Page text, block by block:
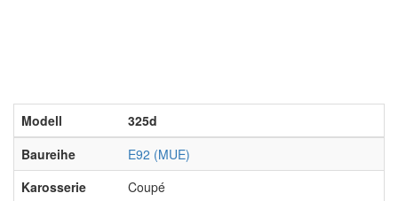
Modell
325d
Baureihe
E92 (MUE)
Karosserie
Coupé